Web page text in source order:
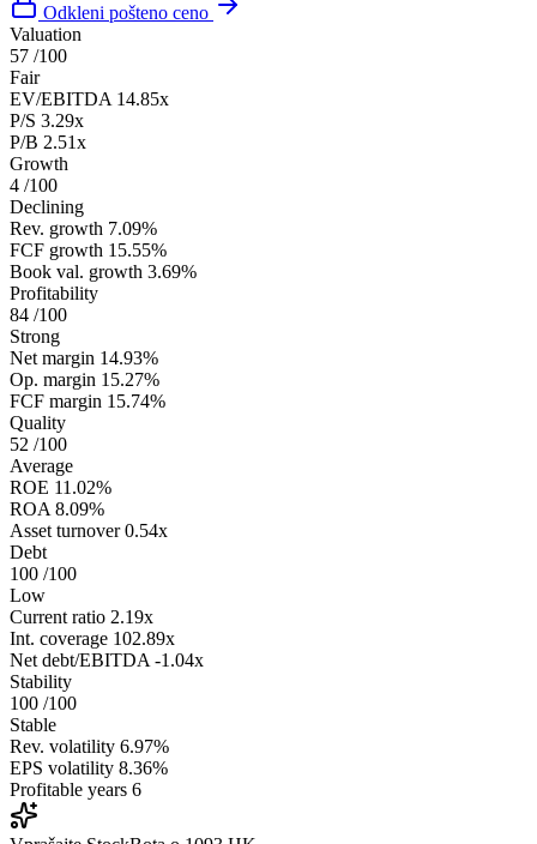
Odkleni pošteno ceno
Valuation
57 /100
Fair
EV/EBITDA 14.85x
P/S 3.29x
P/B 2.51x
Growth
4 /100
Declining
Rev. growth 7.09%
FCF growth 15.55%
Book val. growth 3.69%
Profitability
84 /100
Strong
Net margin 14.93%
Op. margin 15.27%
FCF margin 15.74%
Quality
52 /100
Average
ROE 11.02%
ROA 8.09%
Asset turnover 0.54x
Debt
100 /100
Low
Current ratio 2.19x
Int. coverage 102.89x
Net debt/EBITDA -1.04x
Stability
100 /100
Stable
Rev. volatility 6.97%
EPS volatility 8.36%
Profitable years 6